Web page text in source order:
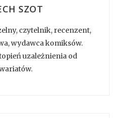
SZOT
czytelnik, recenzent,
wydawca komiksów.
uzależnienia od